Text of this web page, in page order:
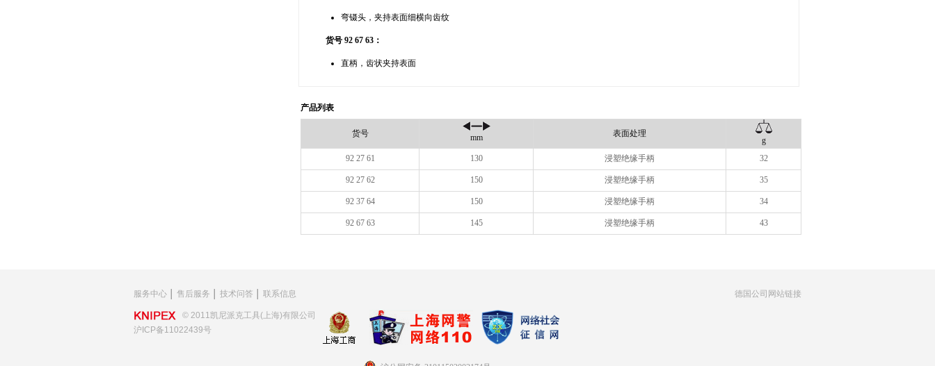
弯镊头，夹持表面细横向齿纹
货号 92 67 63：
直柄，齿状夹持表面
产品列表
货号 mm 表面处理
g
92 27 61
130 浸塑绝缘手柄 32
92 27 62 150 浸塑绝缘手柄 35
92 37 64 150 浸塑绝缘手柄 34
92 67 63 145 浸塑绝缘手柄 43
服务中心 售后服务 技术问答 联系信息 德国公司网站链接
© 2011凯尼派克工具(上海)有限公司
沪ICP备11022439号